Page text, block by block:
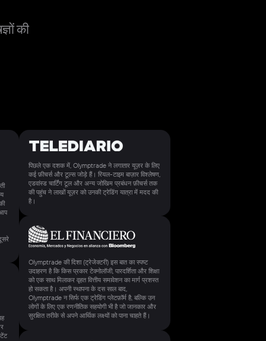
की
पिछले एक दशक में, Olymptrade ने लगातार यूज़र के लिए
कई फ़ीचर्स और टूल्स जोड़े हैं। रियल-टाइम बाज़ार विश्लेषण,
एडवांस्ड चार्टिंग टूल और अन्य जोखिम प्रबंधन फ़ीचर्स तक
की पहुंच ने लाखों यूज़र को उनकी ट्रेडिंग यात्रा में मदद की
है।
Olymptrade की दिशा (ट्रेजेक्टरी) इस बात का स्पष्ट
उदाहरण है कि किस प्रकार टेक्नोलॉजी, पारदर्शिता और शिक्षा
को एक साथ मिलाकर वृहत वित्तीय समावेशन का मार्ग प्रशस्त
हो सकता है। अपनी स्थापना के दस साल बाद,
Olymptrade न सिर्फ एक ट्रेडिंग प्लेटफ़ॉर्म है, बल्कि उन
लोगों के लिए एक रणनीतिक सहयोगी भी है जो जानकार और
सुरक्षित तरीके से अपने आर्थिक लक्ष्यों को पाना चाहते हैं।